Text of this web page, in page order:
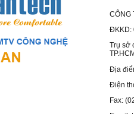
CÔNG
ĐKKD:
Trụ sở
TP.HCM
Địa
Điện
Fax: